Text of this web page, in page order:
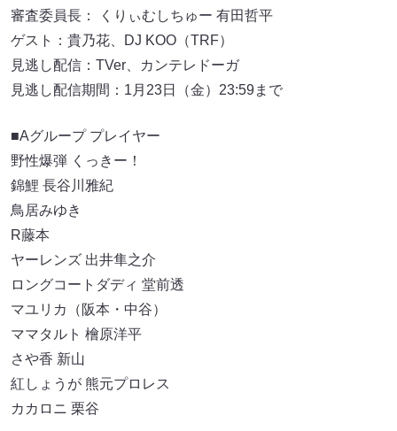
審査委員長： くりぃむしちゅー 有田哲平
ゲスト：貴乃花、DJ KOO（TRF）
見逃し配信：TVer、カンテレドーガ
見逃し配信期間：1月23日（金）23:59まで
■Aグループ プレイヤー
野性爆弾 くっきー！
錦鯉 長谷川雅紀
鳥居みゆき
R藤本
ヤーレンズ 出井隼之介
ロングコートダディ 堂前透
マユリカ（阪本・中谷）
ママタルト 檜原洋平
さや香 新山
紅しょうが 熊元プロレス
カカロニ 栗谷